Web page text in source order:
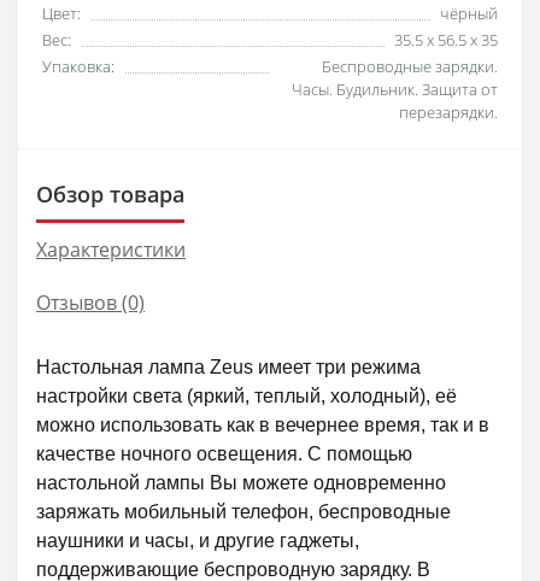
Цвет:
чёрный
Вес:
35.5 x 56.5 x 35
Упаковка:
Беспроводные зарядки.
Часы. Будильник. Защита от
перезарядки.
Обзор товара
Характеристики
Отзывов (0)
Настольная лампа Zeus имеет три режима
настройки света (яркий, теплый, холодный), её
можно использовать как в вечернее время, так и в
качестве ночного освещения. С помощью
настольной лампы Вы можете одновременно
заряжать мобильный телефон, беспроводные
наушники и часы, и другие гаджеты,
поддерживающие беспроводную зарядку. В